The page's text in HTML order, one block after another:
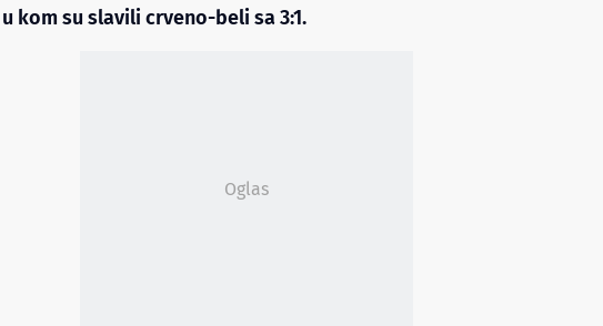
kom su slavili crveno-beli sa 3:1.
Oglas